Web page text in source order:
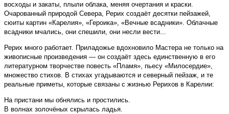
восходы и закаты, плыли облака, меняя очертания и краски.
Очарованный природой Севера, Рерих создаёт десятки пейзажей,
сюиты картин «Карелия», «Героика», «Вечные всадники». Облачные
всадники мчались, они спешили, они несли вести...
Рерих много работает. Приладожье вдохновило Мастера не только на
живописные произведения — он создаёт здесь единственную в его
литературном творчестве повесть «Пламя», пьесу «Милосердие»,
множество стихов. В стихах угадываются и северный пейзаж, и те
реальные приметы, которые связаны с жизнью Рерихов в Карелии:
На пристани мы обнялись и простились.
В волнах золочёных скрылась ладья.